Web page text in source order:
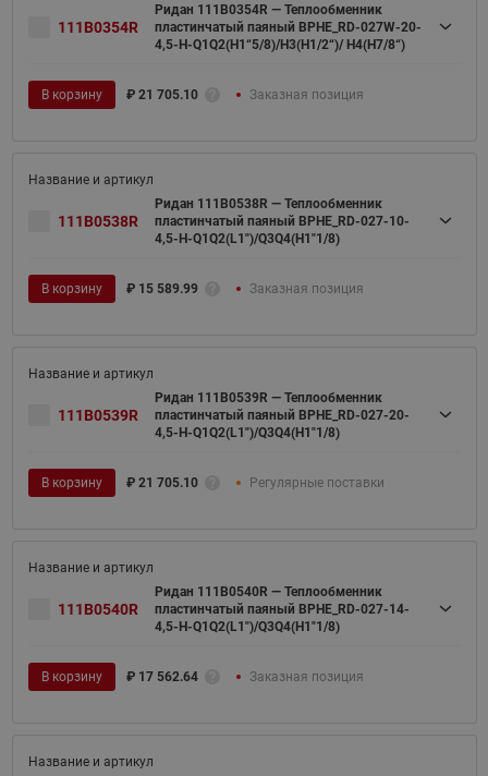
111B0354R
Ридан 111B0354R — Теплообменник
пластинчатый паяный BPHE_RD-027W-20-
4,5-H-Q1Q2(H1“5/8)/H3(H1/2“)/ H4(H7/8“)
В корзину ₽ 21 705.10 Заказная позиция
111B0538R
Ридан 111B0538R — Теплообменник
пластинчатый паяный BPHE_RD-027-10-
4,5-H-Q1Q2(L1")/Q3Q4(H1"1/8)
В корзину ₽ 15 589.99 Заказная позиция
111B0539R
Ридан 111B0539R — Теплообменник
пластинчатый паяный BPHE_RD-027-20-
4,5-H-Q1Q2(L1")/Q3Q4(H1"1/8)
В корзину ₽ 21 705.10 Регулярные поставки
111B0540R
Ридан 111B0540R — Теплообменник
пластинчатый паяный BPHE_RD-027-14-
4,5-H-Q1Q2(L1")/Q3Q4(H1"1/8)
В корзину ₽ 17 562.64 Заказная позиция